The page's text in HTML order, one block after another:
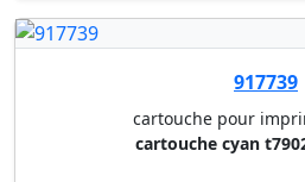
Tous droits réservés
Qui sommes-nous ?